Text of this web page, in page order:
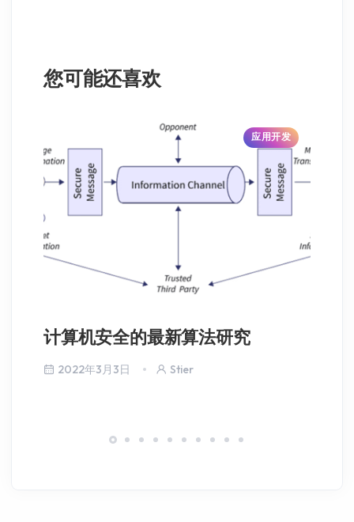
您可能还喜欢
应用开发
计算机安全的最新算法研究
2022年3月3日 Stier